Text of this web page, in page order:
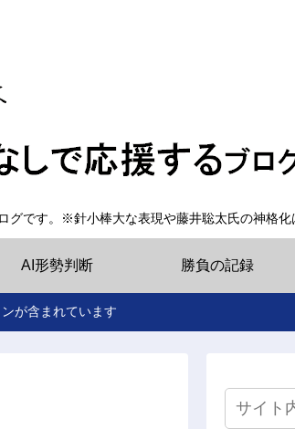
グです。※針小棒大な表現や藤井聡太氏の神格化
AI形勢判断 勝負の記録
が含まれています